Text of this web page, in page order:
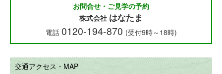
お問合せ・ご見学の予約
株式会社 はなたま
電話 0120-194-870 (受付9時～18時)
交通アクセス・MAP